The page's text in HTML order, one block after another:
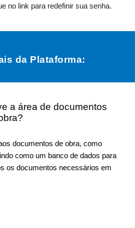
no link para redefinir sua senha.
da Plataforma:
a área de documentos
documentos de obra, como
como um banco de dados para
os documentos necessários em